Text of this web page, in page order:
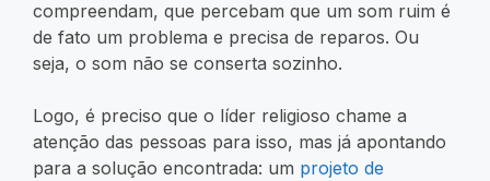
compreendam, que percebam que um som ruim é
de fato um problema e precisa de reparos. Ou
seja, o som não se conserta sozinho.
Logo, é preciso que o líder religioso chame a
atenção das pessoas para isso, mas já apontando
para a solução encontrada: um projeto de